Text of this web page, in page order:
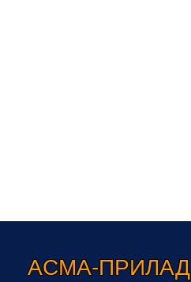
Асма-Прилад